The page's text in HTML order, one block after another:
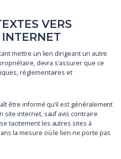
VERS
INTERNET
mettre un lien dirigeant un autre
devra s’assurer que ce
réglementaires et
être informé qu’il est généralement
site internet, sauf avis contraire
tacitement les autres sites à
la mesure où le lien ne porte pas